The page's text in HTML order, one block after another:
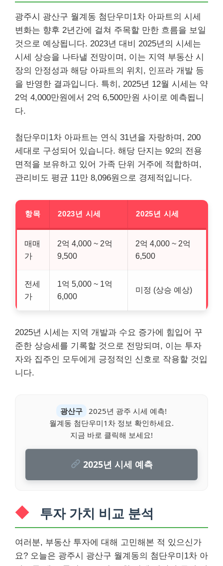
광주시 광산구 월계동 첨단우미1차 아파트의 시세
변화는 향후 2년간에 걸쳐 주목할 만한 흐름을 보일
것으로 예상됩니다. 2023년 대비 2025년의 시세는
시세 상승을 나타낼 전망이며, 이는 지역 부동산 시
장의 안정성과 해당 아파트의 위치, 인프라 개발 등
을 반영한 결과입니다. 특히, 2025년 12월 시세는 약
2억 4,000만원에서 2억 6,500만원 사이로 예측됩니
다.
첨단우미1차 아파트는 연식 31년을 자랑하며, 200
세대로 구성되어 있습니다. 해당 단지는 92의 전용
면적을 보유하고 있어 가족 단위 거주에 적합하며,
관리비도 평균 11만 8,096원으로 경제적입니다.
항목 2023년 시세 2025년 시세
매매
가
2억 4,000 ~ 2억
9,500
2억 4,000 ~ 2억
6,500
전세
가
1억 5,000 ~ 1억
6,000
미정 (상승 예상)
2025년 시세는 지역 개발과 수요 증가에 힘입어 꾸
준한 상승세를 기록할 것으로 전망되며, 이는 투자
자와 집주인 모두에게 긍정적인 신호로 작용할 것입
니다.
광산구
2025년 광주 시세 예측!
월계동 첨단우미1차 정보 확인하세요.
지금 바로 클릭해 보세요!
2025년 시세 예측
투자 가치 비교 분석
여러분, 부동산 투자에 대해 고민해본 적 있으신가
요? 오늘은 광주시 광산구 월계동의 첨단우미1차 아